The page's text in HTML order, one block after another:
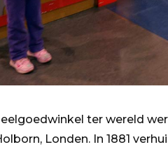
ter wereld
Londen. In 1881